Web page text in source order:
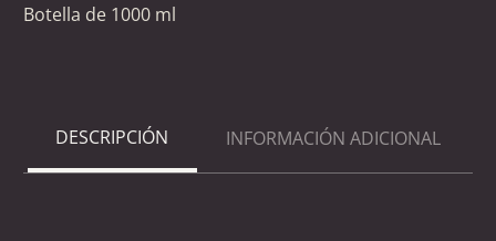
Botella de 1000 ml
DESCRIPCIÓN INFORMACIÓN ADICIONAL